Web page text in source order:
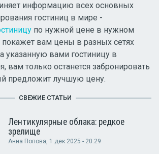
информацию всех основных
гостиниц в мире -
по нужной цене в нужном
покажет вам цены в разных сетях
указанную вами гостиницу в
вам только останется забронировать
предложит лучшую цену.
СВЕЖИЕ СТАТЬИ
Лентикулярные облака: редкое
зрелище
Анна Попова, 1 дек 2025 - 20:29